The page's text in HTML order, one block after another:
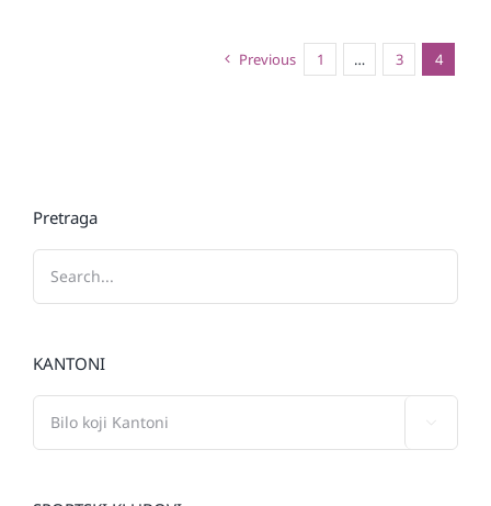
Previous 1 … 3 4
Pretraga
KANTONI